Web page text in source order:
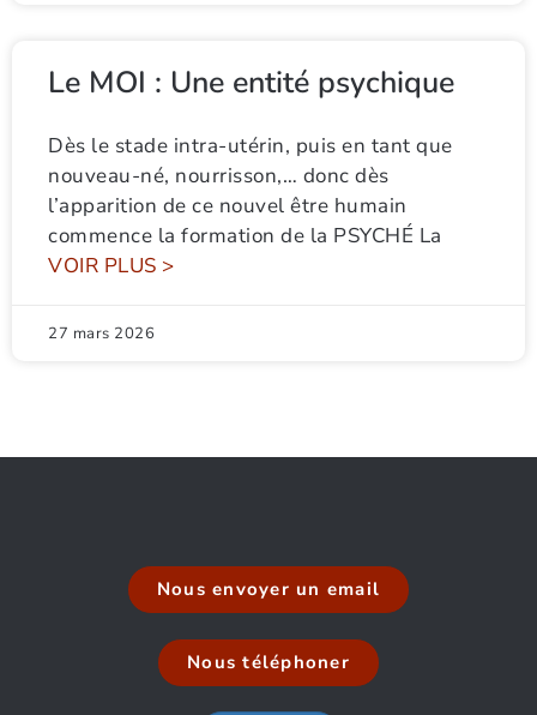
Le MOI : Une entité psychique
Dès le stade intra-utérin, puis en tant que
nouveau-né, nourrisson,… donc dès
l’apparition de ce nouvel être humain
commence la formation de la PSYCHÉ La
VOIR PLUS >
27 mars 2026
Nous envoyer un email
Nous téléphoner